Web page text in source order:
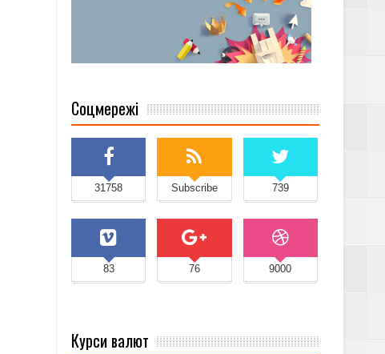
Соцмережі
31758 Subscribe 739
83 76 9000
Курси валют